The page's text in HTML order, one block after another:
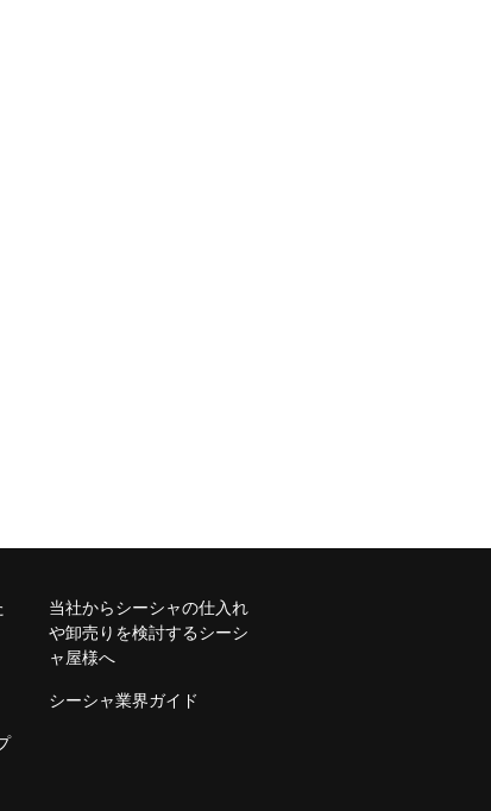
当社からシーシャの仕入れ
や卸売りを検討するシーシ
ャ屋様へ
シーシャ業界ガイド